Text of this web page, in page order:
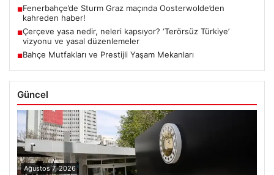
■Fenerbahçe’de Sturm Graz maçında Oosterwolde’den
kahreden haber!
■Çerçeve yasa nedir, neleri kapsıyor? ‘Terörsüz Türkiye’
vizyonu ve yasal düzenlemeler
■Bahçe Mutfakları ve Prestijli Yaşam Mekanları
Güncel
Ağustos 7, 2026